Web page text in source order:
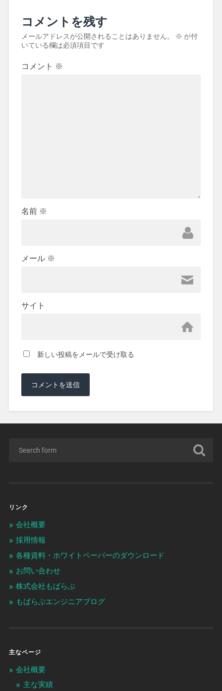
コメントを残す
メールアドレスが公開されることはありません。 ※ が付
いている欄は必須項目です
コメント ※
名前 ※
メール ※
サイト
新しい投稿をメールで受け取る
リンク
会社概要
採用情報
各種資料・ホワイトペーパーのダウンロード
お問い合わせ
株式会社もばらぶ
もばらぶエンジニアブログ
主なページ
会社概要
主な実績